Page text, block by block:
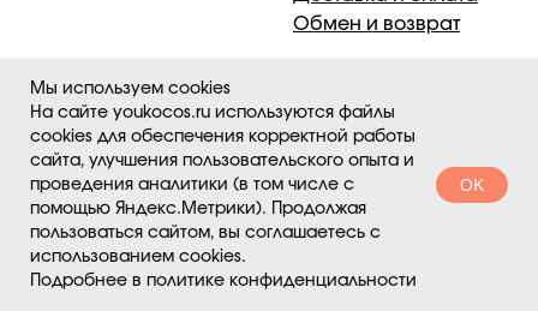
Мы используем cookies
На сайте youkocos.ru используются файлы
cookies для обеспечения корректной работы
сайта, улучшения пользовательского опыта и
проведения аналитики (в том числе с
помощью Яндекс.Метрики). Продолжая
пользоваться сайтом, вы соглашаетесь с
использованием cookies.
Подробнее в политике конфиденциальности
OK
Обмен и возврат